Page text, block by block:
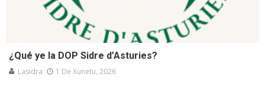
¿Qué ye la DOP Sidre d’Asturies?
Lasidra 1 De Xunetu, 2026